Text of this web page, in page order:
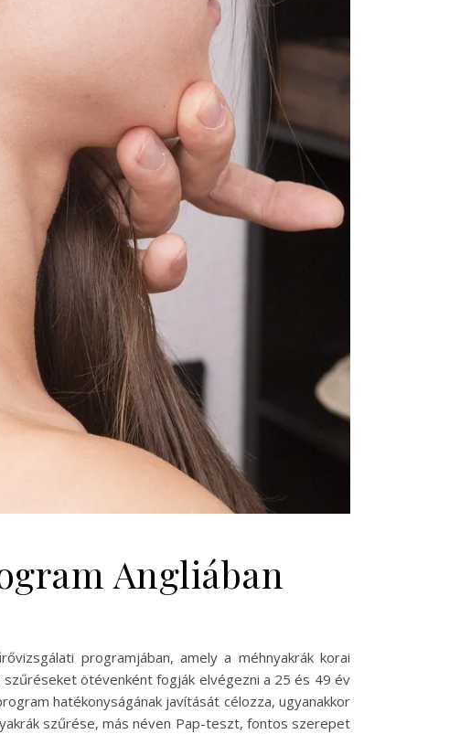
Angliában
programjában, amely a méhnyakrák korai
ötévenként fogják elvégezni a 25 és 49 év
hatékonyságának javítását célozza, ugyanakkor
szűrése, más néven Pap-teszt, fontos szerepet